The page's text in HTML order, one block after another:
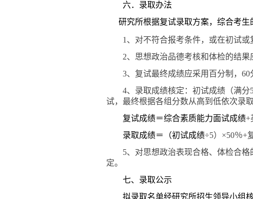
六．录取办法
研究所根据复试录取方案，综合考
1 、对不符合报考条件，或在初试
2、思想政治品德考核和体检的结果
3、复试最终成绩应采用百分制， 60
4、录取成绩核定：初试成绩（满分
试，最终根据各组分数从高到低依次录
复试成绩＝综合素质能力面试成绩+
录取成绩＝（初试成绩÷5） ×50％+
5、对思想政治表现合格、体检合格
定。
七、录取公示
拟录取名单经研究所招生领导小组